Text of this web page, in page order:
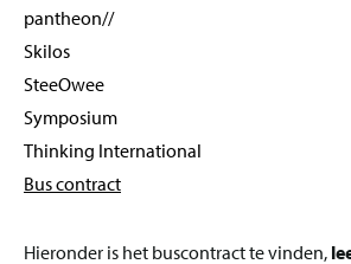
pantheon//
Skilos
SteeOwee
Symposium
Thinking International
Bus contract
Hieronder is het buscontract te vinden,